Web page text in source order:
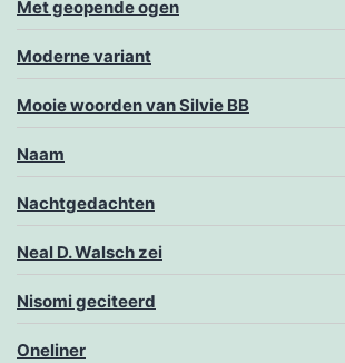
Met geopende ogen
Moderne variant
Mooie woorden van Silvie BB
Naam
Nachtgedachten
Neal D. Walsch zei
Nisomi geciteerd
Oneliner